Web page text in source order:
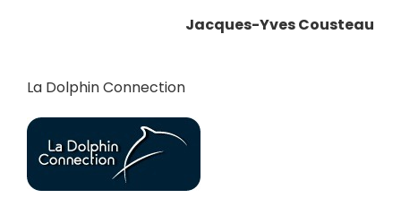
Jacques-Yves Cousteau
La Dolphin Connection